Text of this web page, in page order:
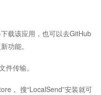
载该应用，也可以去GitHub
功能。
件传输。
， 搜“LocalSend”安装就可